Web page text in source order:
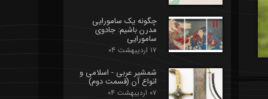
چگونه یک سامورایی
مدرن باشیم: جادوی
سامورایی
۱۷ اردیبهشت ۰۴
شمشیر عربی - اسلامی و
انواع آن (قسمت دوم)
۰۷ اردیبهشت ۰۴